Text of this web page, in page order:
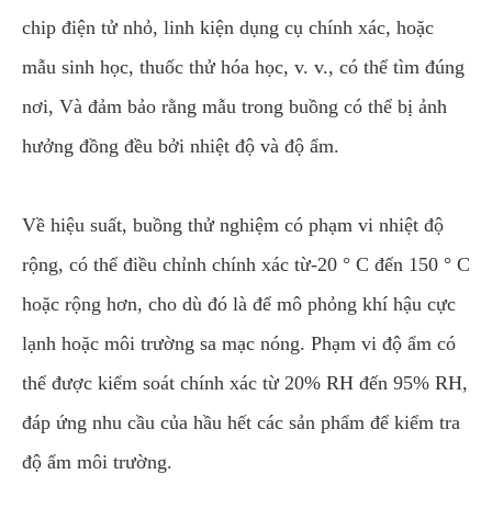
chip điện tử nhỏ, linh kiện dụng cụ chính xác, hoặc
mẫu sinh học, thuốc thử hóa học, v. v., có thể tìm đúng
nơi, Và đảm bảo rằng mẫu trong buồng có thể bị ảnh
hưởng đồng đều bởi nhiệt độ và độ ẩm.
Về hiệu suất, buồng thử nghiệm có phạm vi nhiệt độ
rộng, có thể điều chỉnh chính xác từ-20 ° C đến 150 ° C
hoặc rộng hơn, cho dù đó là để mô phỏng khí hậu cực
lạnh hoặc môi trường sa mạc nóng. Phạm vi độ ẩm có
thể được kiểm soát chính xác từ 20% RH đến 95% RH,
đáp ứng nhu cầu của hầu hết các sản phẩm để kiểm tra
độ ẩm môi trường.